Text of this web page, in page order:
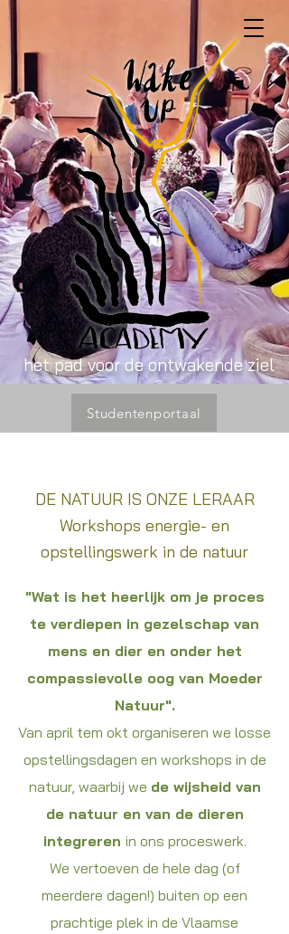
het pad voor de ontwakende ziel
Studentenportaal
DE NATUUR IS ONZE LERAAR
Workshops energie- en
opstellingswerk in de natuur
"Wat is het heerlijk om je proces
te verdiepen in gezelschap van
mens en dier en onder het
compassievolle oog van Moeder
Natuur".
Van april tem okt organiseren we losse
opstellingsdagen en workshops in de
natuur, waarbij we de wijsheid van
de natuur en van de dieren
integreren in ons proceswerk.
We vertoeven de hele dag (of
meerdere dagen!) buiten op een
prachtige plek in de Vlaamse